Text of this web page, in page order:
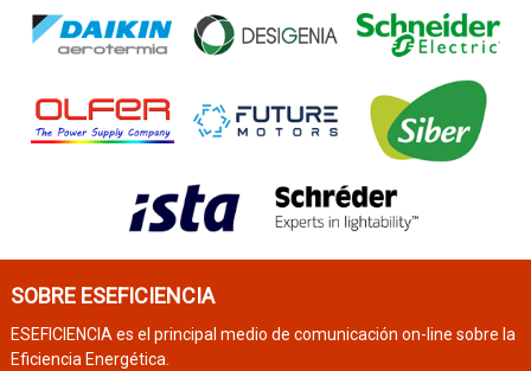
SOBRE ESEFICIENCIA
ESEFICIENCIA es el principal medio de comunicación on-line sobre la
Eficiencia Energética.